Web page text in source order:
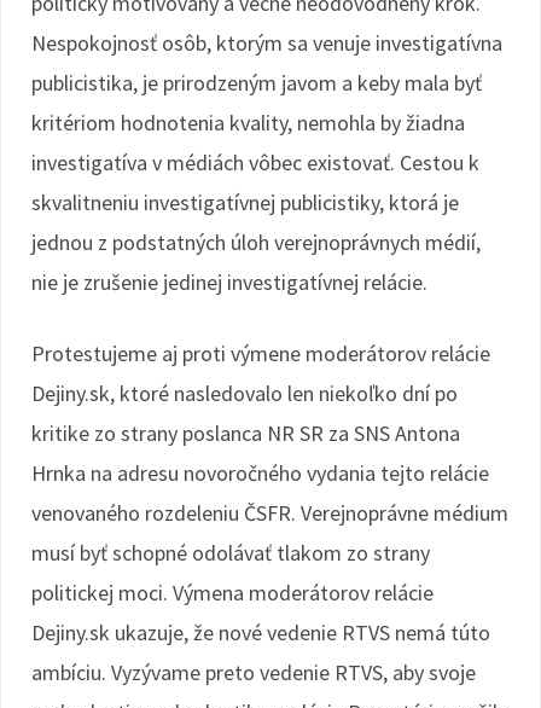
Nespokojnosť osôb, ktorým sa venuje investigatívna
publicistika, je prirodzeným javom a keby mala byť
kritériom hodnotenia kvality, nemohla by žiadna
investigatíva v médiách vôbec existovať. Cestou k
skvalitneniu investigatívnej publicistiky, ktorá je
jednou z podstatných úloh verejnoprávnych médií,
nie je zrušenie jedinej investigatívnej relácie.
Protestujeme aj proti výmene moderátorov relácie
Dejiny.sk, ktoré nasledovalo len niekoľko dní po
kritike zo strany poslanca NR SR za SNS Antona
Hrnka na adresu novoročného vydania tejto relácie
venovaného rozdeleniu ČSFR. Verejnoprávne médium
musí byť schopné odolávať tlakom zo strany
politickej moci. Výmena moderátorov relácie
Dejiny.sk ukazuje, že nové vedenie RTVS nemá túto
ambíciu. Vyzývame preto vedenie RTVS, aby svoje